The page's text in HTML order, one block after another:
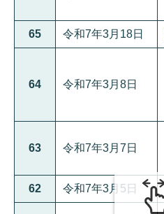
65 令和7年3月18日
64 令和7年3月8日
63 令和7年3月7日
62 令和7年3月5日